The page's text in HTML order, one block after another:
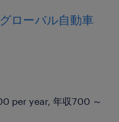
ローバル自動車
per year, 年収700 ～